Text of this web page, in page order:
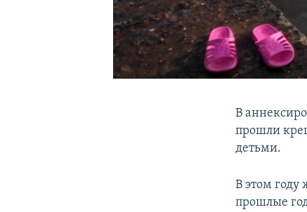
В
прошли
детьми.
В этом
прошлые